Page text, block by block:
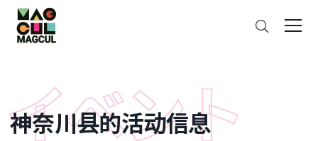
ン
テ
ン
ス
キ
ッ
神奈川县的活动信息